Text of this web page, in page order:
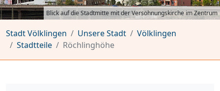
Blick auf die Stadtmitte mit der Versöhnungskirche im Zentrum
Stadt Völklingen Unsere Stadt
Völklingen
Stadtteile
Röchlinghöhe